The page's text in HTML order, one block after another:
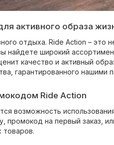
активного образа
отдыха. Ride Action –
найдете широкий
качество и активный
гарантированного нашими
Ride Action
возможность
на первый заказ,
товаров.